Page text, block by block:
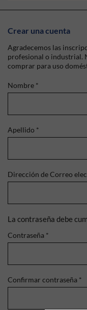
Crear una cuenta
Agradecemos las
profesional o industrial.
comprar para uso
Nombre *
Apellido *
Dirección de Correo
La contraseña debe
Contraseña *
Confirmar contraseña *